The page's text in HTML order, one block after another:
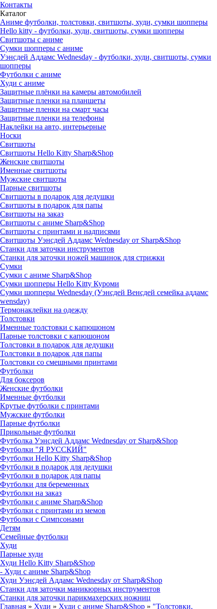
Контакты
Каталог
Аниме футболки, толстовки, свитшоты, худи, сумки шопперы
Hello kitty - футболки, худи, свитшоты, сумки шопперы
Свитшоты с аниме
Сумки шопперы с аниме
Уэнсдей Аддамс Wednesday - футболки, худи, свитшоты, сумки
шопперы
Футболки с аниме
Худи с аниме
Защитные плёнки на камеры автомобилей
Защитные пленки на планшеты
Защитные пленки на смарт часы
Защитные пленки на телефоны
Наклейки на авто, интерьерные
Носки
Свитшоты
Cвитшоты Hello Kitty Sharp&Shop
Женские свитшоты
Именные свитшоты
Мужские свитшоты
Парные свитшоты
Свитшоты в подарок для дедушки
Свитшоты в подарок для папы
Свитшоты на заказ
Свитшоты с аниме Sharp&Shop
Свитшоты с принтами и надписями
Свитшоты Уэнсдей Аддамс Wednesday от Sharp&Shop
Станки для заточки инструментов
Станки для заточки ножей машинок для стрижки
Сумки
Сумки с аниме Sharp&Shop
Сумки шопперы Hello Kitty Куроми
Сумки шопперы Wednesday (Уэнсдей Венсдей семейка аддамс
wensday)
Термонаклейки на одежду
Толстовки
Именные толстовки с капюшоном
Парные толстовки с капюшоном
Толстовки в подарок для дедушки
Толстовки в подарок для папы
Толстовки со смешными принтами
Футболки
Для боксеров
Женские футболки
Именные футболки
Крутые футболки с принтами
Мужские футболки
Парные футболки
Прикольные футболки
Футболка Уэнсдей Аддамс Wednesday от Sharp&Shop
Футболки "Я РУССКИЙ"
Футболки Hello Kitty Sharp&Shop
Футболки в подарок для дедушки
Футболки в подарок для папы
Футболки для беременных
Футболки на заказ
Футболки с аниме Sharp&Shop
Футболки с принтами из мемов
Футболки с Симпсонами
Детям
Семейные футболки
Худи
Парные худи
Худи Hello Kitty Sharp&Shop
- Худи с аниме Sharp&Shop
Худи Уэнсдей Аддамс Wednesday от Sharp&Shop
Станки для заточки маникюрных инструментов
Станки для заточки парикмахерских ножниц
Главная » Худи » Худи с аниме Sharp&Shop » "Толстовки,